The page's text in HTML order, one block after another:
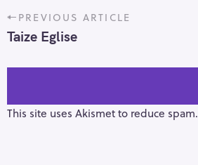
P
o
s
t
v
PREVIOUS ARTICLE
Taize Eglise
This site uses Akismet to reduce spam.